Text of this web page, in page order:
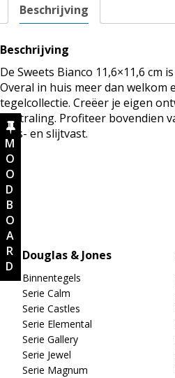
Beschrijving
Beschrijving
De Sweets Bianco 11,6×11,6
Overal in huis meer dan welkom
tegelcollectie. Creëer je eigen
uitstraling. Profiteer bovendien
kras- en slijtvast.
Douglas & Jones
Binnentegels
Serie Calm
Serie Castles
Serie Elemental
Serie Gallery
Serie Jewel
Serie Magnum
MOODBOARD